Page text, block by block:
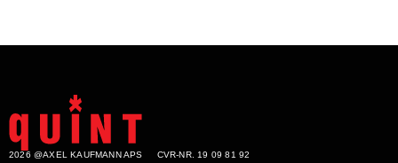
2026 @AXEL KAUFMANN APS CVR-NR. 19 09 81 92